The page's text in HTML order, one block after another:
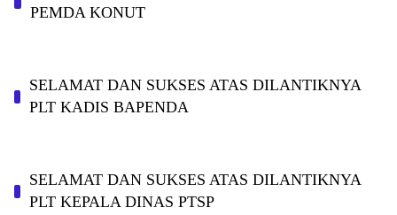
PEMDA KONUT
SELAMAT DAN SUKSES ATAS DILANTIKNYA
PLT KADIS BAPENDA
SELAMAT DAN SUKSES ATAS DILANTIKNYA
PLT KEPALA DINAS PTSP